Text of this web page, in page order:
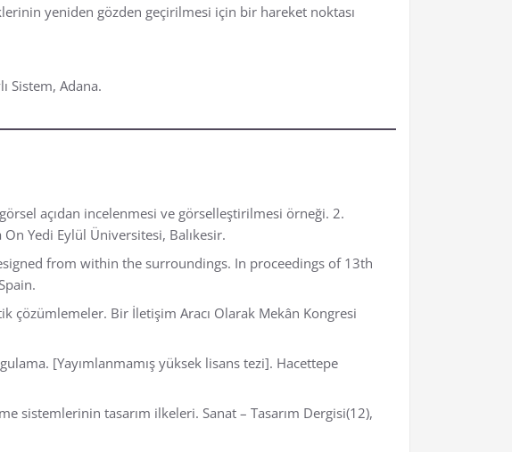
yeniden gözden geçirilmesi için bir hareket noktası
Sistem, Adana.
açıdan incelenmesi ve görselleştirilmesi örneği. 2.
Yedi Eylül Üniversitesi, Balıkesir.
from within the surroundings. In proceedings of 13th
çözümlemeler. Bir İletişim Aracı Olarak Mekân Kongresi
[Yayımlanmamış yüksek lisans tezi]. Hacettepe
sistemlerinin tasarım ilkeleri. Sanat – Tasarım Dergisi(12),